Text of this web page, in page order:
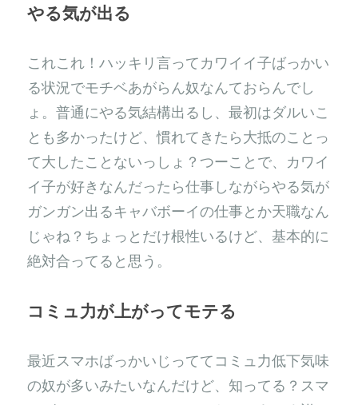
やる気が出る
これこれ！ハッキリ言ってカワイイ子ばっかい
る状況でモチベあがらん奴なんておらんでし
ょ。普通にやる気結構出るし、最初はダルいこ
とも多かったけど、慣れてきたら大抵のことっ
て大したことないっしょ？つーことで、カワイ
イ子が好きなんだったら仕事しながらやる気が
ガンガン出るキャバボーイの仕事とか天職なん
じゃね？ちょっとだけ根性いるけど、基本的に
絶対合ってると思う。
コミュ力が上がってモテる
最近スマホばっかいじっててコミュ力低下気味
の奴が多いみたいなんだけど、知ってる？スマ